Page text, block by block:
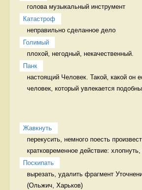
голова музыкальный инструмент
Катастроф
неправильно сделанное дело
Голимый
плохой, негодный, некачественный.
Панк
настоящий Человек. Такой, какой он
человек, который увлекается
Жавкнуть
перекусить, немного поесть
кратковременное действие: хлопнуть,
Поскипать
вырезать, удалить фрагмент